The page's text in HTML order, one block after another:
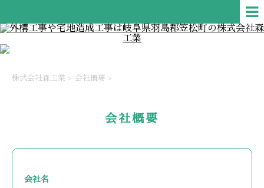
株式会社森工業 > 会社概要 >
会社概要
会社名